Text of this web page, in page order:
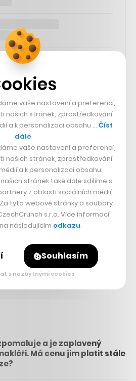
a je zaplavený
Má cenu jim platit stále
vaše nastavení a preferencí,
našich stránek, zprostředkování
a k personalizaci obsahu … Číst
dále
vaše nastavení a preferencí,
našich stránek, zprostředkování
a k personalizaci obsahu.
stránek také dále sdílíme s
z oblasti sociálních médií,
tyto webové stránky a soubory
s.r.o. Více informací
následujícím odkazu.
Souhlasím
s nezbytnými cookies